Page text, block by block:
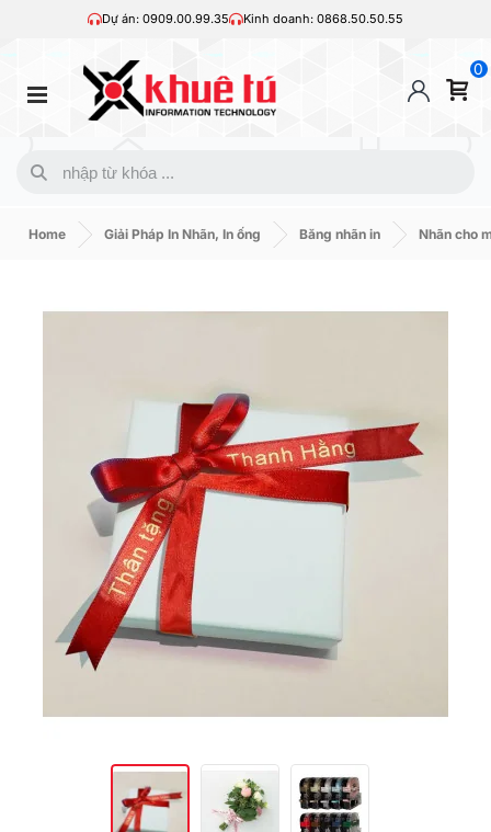
Dự án: 0909.00.99.35 Kinh doanh: 0868.50.50.55
0
Home Giải Pháp In Nhãn, In ống Băng nhãn in Nhãn cho